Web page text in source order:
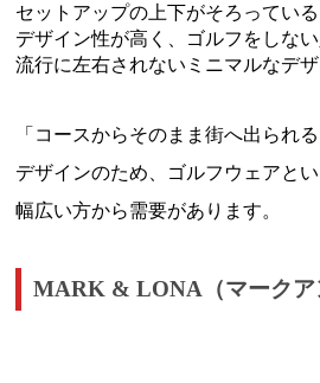
セットアップの上下がそろってい
デザイン性が高く、ゴルフをしな
流行に左右されないミニマルなデ
「コースからそのまま街へ出られ
デザインのため、ゴルフウェアと
幅広い方から需要があります。
MARK & LONA（マークア